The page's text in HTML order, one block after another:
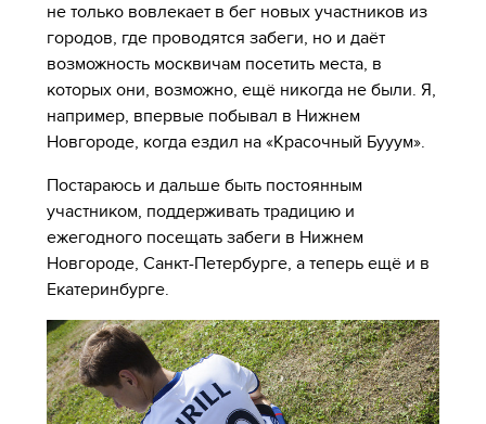
не только вовлекает в бег новых участников из
городов, где проводятся забеги, но и даёт
возможность москвичам посетить места, в
которых они, возможно, ещё никогда не были. Я,
например, впервые побывал в Нижнем
Новгороде, когда ездил на «Красочный Бууум».
Постараюсь и дальше быть постоянным
участником, поддерживать традицию и
ежегодного посещать забеги в Нижнем
Новгороде, Санкт-Петербурге, а теперь ещё и в
Екатеринбурге.